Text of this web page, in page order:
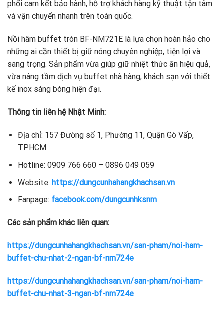
phối cam kết bảo hành, hỗ trợ khách hàng kỹ thuật tận tâm
và vận chuyển nhanh trên toàn quốc.
Nồi hâm buffet tròn BF-NM721E là lựa chọn hoàn hảo cho
những ai cần thiết bị giữ nóng chuyên nghiệp, tiện lợi và
sang trọng. Sản phẩm vừa giúp giữ nhiệt thức ăn hiệu quả,
vừa nâng tầm dịch vụ buffet nhà hàng, khách sạn với thiết
kế inox sáng bóng hiện đại.
Thông tin liên hệ Nhật Minh:
Địa chỉ: 157 Đường số 1, Phường 11, Quận Gò Vấp,
TP.HCM
Hotline: 0909 766 660 – 0896 049 059
Website: https://dungcunhahangkhachsan.vn
Fanpage: facebook.com/dungcunhksnm
Các sản phẩm khác liên quan:
https://dungcunhahangkhachsan.vn/san-pham/noi-ham-
buffet-chu-nhat-2-ngan-bf-nm724e
https://dungcunhahangkhachsan.vn/san-pham/noi-ham-
buffet-chu-nhat-3-ngan-bf-nm724e